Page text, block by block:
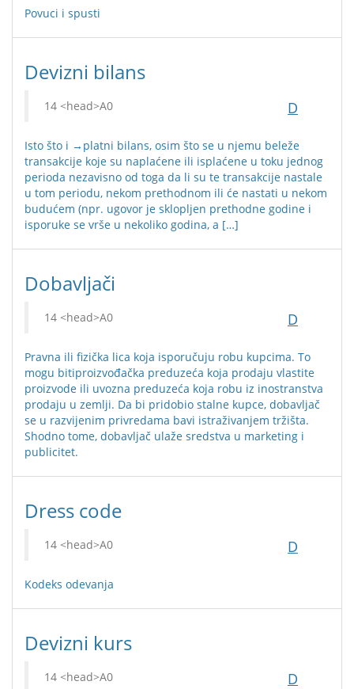
Povuci i spusti
Devizni bilans
D
Isto što i →platni bilans, osim što se u njemu beleže
transakcije koje su naplaćene ili isplaćene u toku jednog
perioda nezavisno od toga da li su te transakcije nastale
u tom periodu, nekom prethodnom ili će nastati u nekom
budućem (npr. ugovor je sklopljen prethodne godine i
isporuke se vrše u nekoliko godina, a […]
Dobavljači
D
Pravna ili fizička lica koja isporučuju robu kupcima. To
mogu bitiproizvođačka preduzeća koja prodaju vlastite
proizvode ili uvozna preduzeća koja robu iz inostranstva
prodaju u zemlji. Da bi pridobio stalne kupce, dobavljač
se u razvijenim privredama bavi istraživanjem tržišta.
Shodno tome, dobavljač ulaže sredstva u marketing i
publicitet.
Dress code
D
Kodeks odevanja
Devizni kurs
D